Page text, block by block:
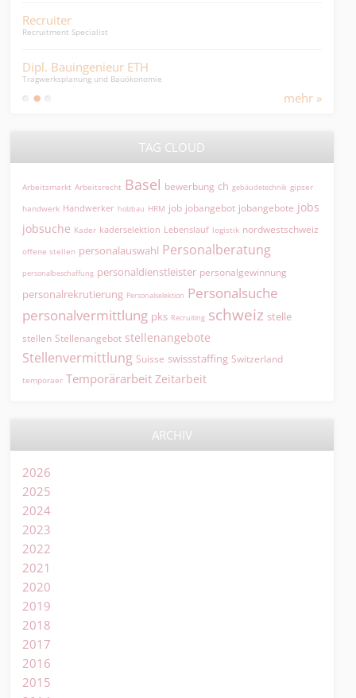
Recruiter
Recruitment Specialist
Dipl. Bauingenieur ETH
Tragwerksplanung und Bauökonomie
mehr »
TAG CLOUD
Arbeitsmarkt Arbeitsrecht Basel bewerbung ch gebäudetechnik gipser
handwerk Handwerker holzbau HRM job jobangebot jobangebote jobs
jobsuche Kader kaderselektion Lebenslauf logistik nordwestschweiz
offene stellen personalauswahl Personalberatung
personalbeschaffung personaldienstleister personalgewinnung
personalrekrutierung Personalselektion Personalsuche
personalvermittlung pks Recruiting schweiz stelle
stellen Stellenangebot stellenangebote
Stellenvermittlung Suisse swissstaffing Switzerland
temporaer Temporärarbeit Zeitarbeit
ARCHIV
2026
2025
2024
2023
2022
2021
2020
2019
2018
2017
2016
2015